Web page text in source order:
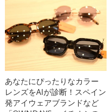
あなたにぴったりなカラー
レンズをAIが診断！スペイン
発アイウェアブランドなど